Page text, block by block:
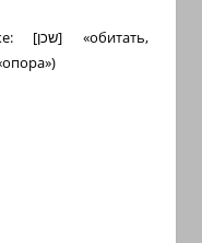
[שכן] «обитать,